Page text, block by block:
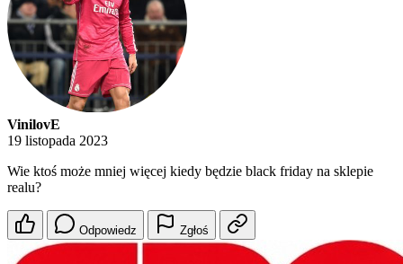
VinilovE
19 listopada 2023
Wie ktoś może mniej więcej kiedy będzie black friday na sklepie
realu?
Odpowiedz Zgłoś